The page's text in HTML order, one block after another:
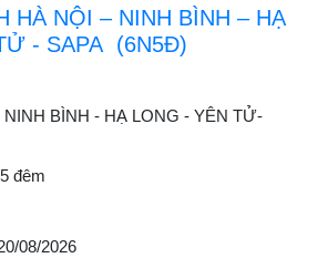
HÀ NỘI – NINH BÌNH – HẠ
- SAPA (6N5Đ)
NINH BÌNH - HẠ LONG - YÊN TỬ-
đêm
08/2026